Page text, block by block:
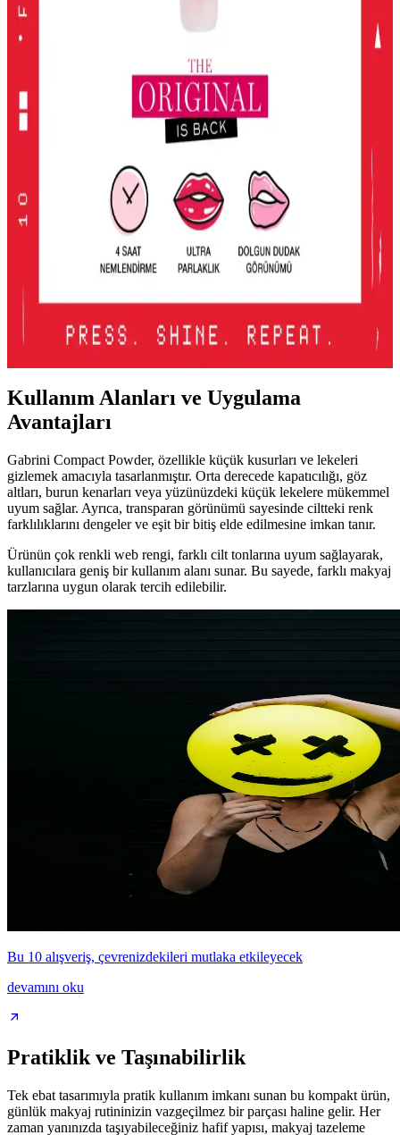
ve Hafif Allık Seçeneği
KIKO'nun Unlimited Blush allığı, kalıcı, hafif ve doğal görünüm
sağlayan pembe tonlarıyla günlük makyajda ideal, pratik ve uygun
fiyatlı bir seçenek.
2016'dan Günümüze Asya Makyaj Trendlerinin
Değişimi ve Güncel Stil Yaklaşımları
2016'dan günümüze Asya makyaj trendleri, parlak renklerden doğal
tonlara ve belirgin uygulamalara evrildi. Dudak, göz ve cilt
makyajındaki değişimler detaylı şekilde incelenmektedir.
Lancome Juicy Tubes Nemlendirici Lip Gloss
İncelemesi ve Kullanıcı Deneyimleri
Lancome Juicy Tubes, 20 yılı aşkın süredir popüler olan, parlaklık
katan nemlendirici lip gloss ürünüdür. Kullanımı kolay ve taşınabilir
tasarımıyla öne çıkar.
Kullanım Alanları ve Uygulama
Avantajları
Gabrini Compact Powder, özellikle küçük kusurları ve lekeleri
gizlemek amacıyla tasarlanmıştır. Orta derecede kapatıcılığı, göz
altları, burun kenarları veya yüzünüzdeki küçük lekelere mükemmel
uyum sağlar. Ayrıca, transparan görünümü sayesinde ciltteki renk
farklılıklarını dengeler ve eşit bir bitiş elde edilmesine imkan tanır.
Ürünün çok renkli web rengi, farklı cilt tonlarına uyum sağlayarak,
kullanıcılara geniş bir kullanım alanı sunar. Bu sayede, farklı makyaj
tarzlarına uygun olarak tercih edilebilir.
Bu 10 alışveriş, çevrenizdekileri mutlaka etkileyecek
devamını oku
Pratiklik ve Taşınabilirlik
Tek ebat tasarımıyla pratik kullanım imkanı sunan bu kompakt ürün,
günlük makyaj rutininizin vazgeçilmez bir parçası haline gelir. Her
zaman yanınızda taşıyabileceğiniz hafif yapısı, makyaj tazeleme